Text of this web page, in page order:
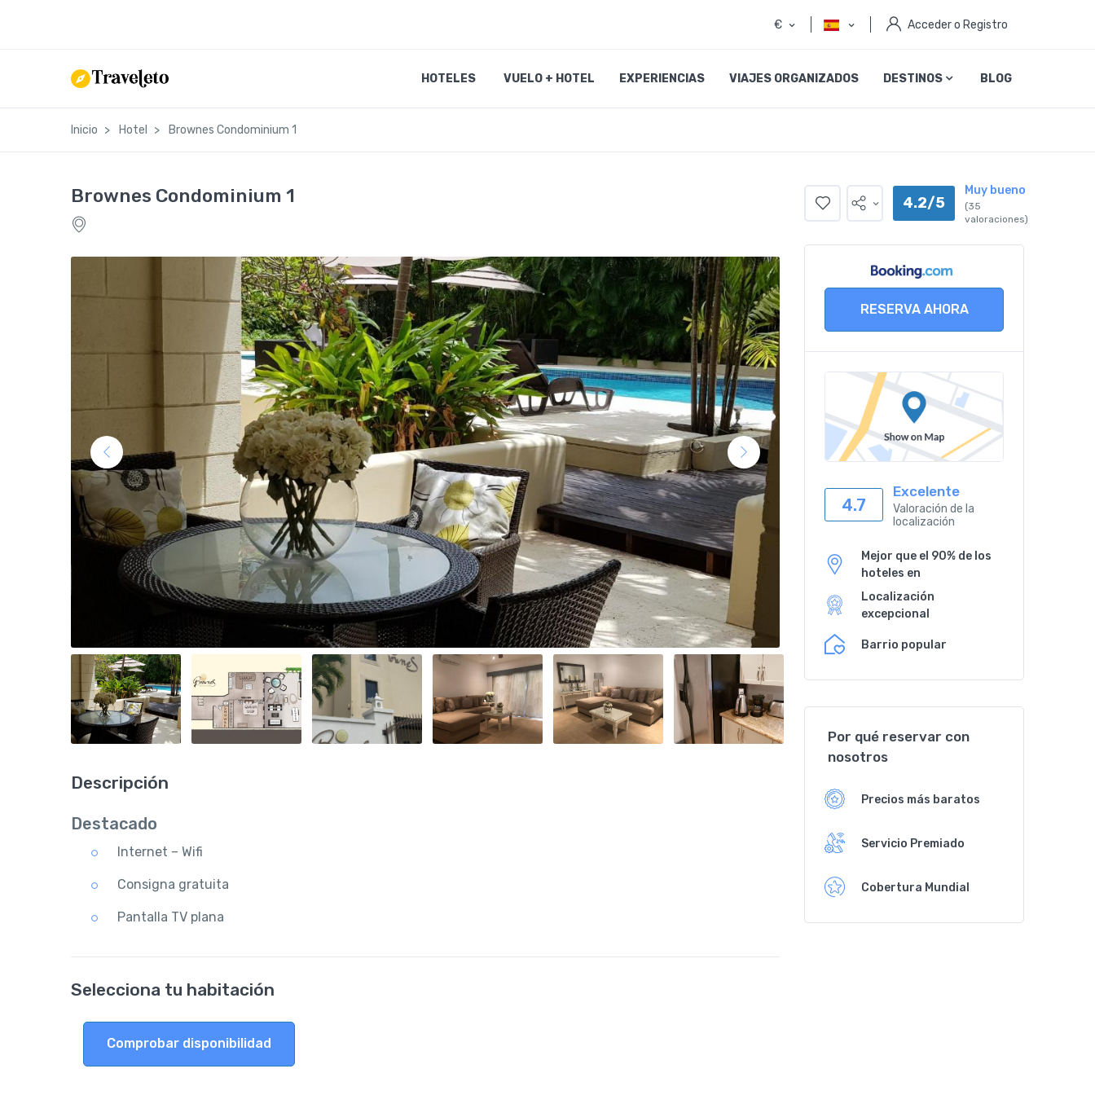
€ Acceder o Registro
HOTELES VUELO + HOTEL EXPERIENCIAS VIAJES ORGANIZADOS DESTINOS BLOG
Inicio Hotel Brownes Condominium 1
Brownes Condominium 1
Descripción
Destacado
Internet – Wifi
Consigna gratuita
Pantalla TV plana
Selecciona tu habitación
Comprobar disponibilidad
4.2/5
Muy bueno
(35
valoraciones)
RESERVA AHORA
4.7
Excelente
Valoración de la
localización
Mejor que el 90% de los
hoteles en
Localización
excepcional
Barrio popular
Por qué reservar con
nosotros
Precios más baratos
Servicio Premiado
Cobertura Mundial